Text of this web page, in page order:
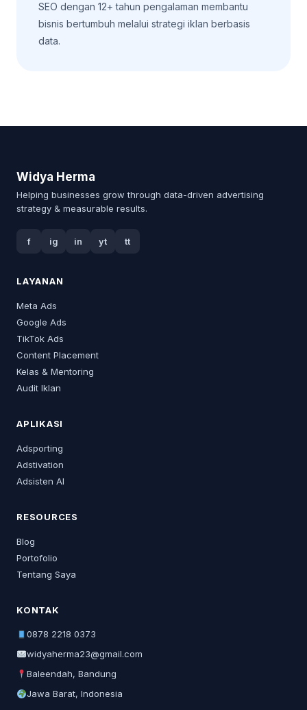
SEO dengan 12+ tahun pengalaman membantu
bisnis bertumbuh melalui strategi iklan berbasis
data.
Widya Herma
Helping businesses grow through data-driven advertising
strategy & measurable results.
f ig in yt tt
LAYANAN
Meta Ads
Google Ads
TikTok Ads
Content Placement
Kelas & Mentoring
Audit Iklan
APLIKASI
Adsporting
Adstivation
Adsisten AI
RESOURCES
Blog
Portofolio
Tentang Saya
KONTAK
0878 2218 0373
widyaherma23@gmail.com
Baleendah, Bandung
Jawa Barat, Indonesia